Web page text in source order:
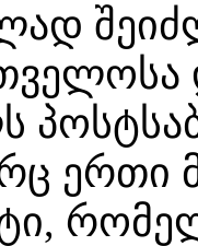
ერთი